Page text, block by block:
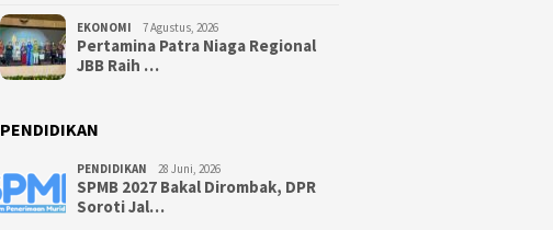
EKONOMI 7 Agustus, 2026
Pertamina Patra Niaga Regional
JBB Raih …
PENDIDIKAN
PENDIDIKAN 28 Juni, 2026
SPMB 2027 Bakal Dirombak, DPR
Soroti Jal…